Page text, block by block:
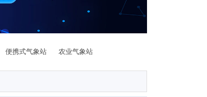
便携式气象站 农业气象站